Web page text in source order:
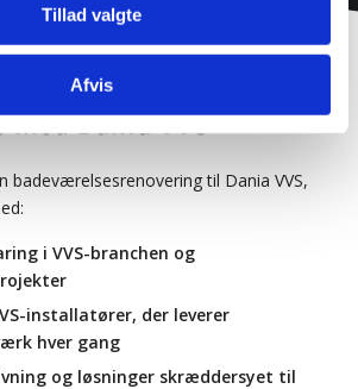
Tillad valgte
Afvis
med Dania VVS
badeværelsesrenovering til Dania VVS,
i VVS-branchen og
installatører, der leverer
hver gang
og løsninger skræddersyet til